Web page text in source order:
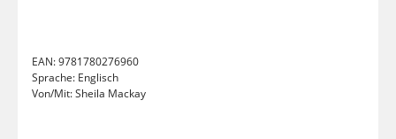
EAN:9781780276960
Sprache: Englisch
Von/Mit:Sheila Mackay